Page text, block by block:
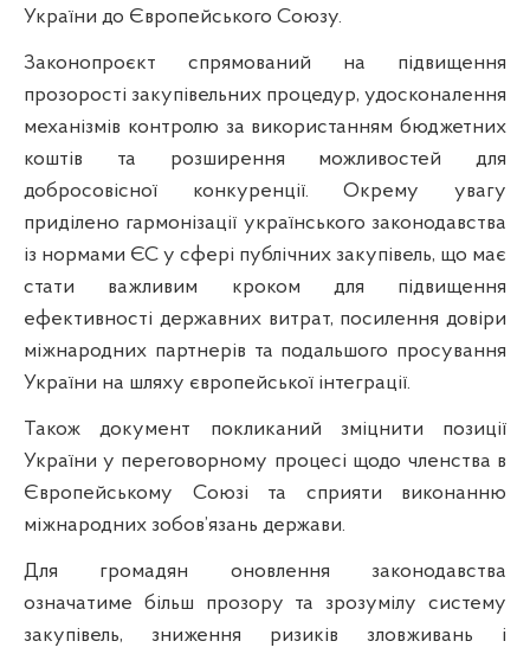
України до Європейського Союзу.
Законопроєкт спрямований на підвищення
прозорості закупівельних процедур, удосконалення
механізмів контролю за використанням бюджетних
коштів та розширення можливостей для
добросовісної конкуренції. Окрему увагу
приділено гармонізації українського законодавства
із нормами ЄС у сфері публічних закупівель, що має
стати важливим кроком для підвищення
ефективності державних витрат, посилення довіри
міжнародних партнерів та подальшого просування
України на шляху європейської інтеграції.
Також документ покликаний зміцнити позиції
України у переговорному процесі щодо членства в
Європейському Союзі та сприяти виконанню
міжнародних зобов’язань держави.
Для громадян оновлення законодавства
означатиме більш прозору та зрозумілу систему
закупівель, зниження ризиків зловживань і